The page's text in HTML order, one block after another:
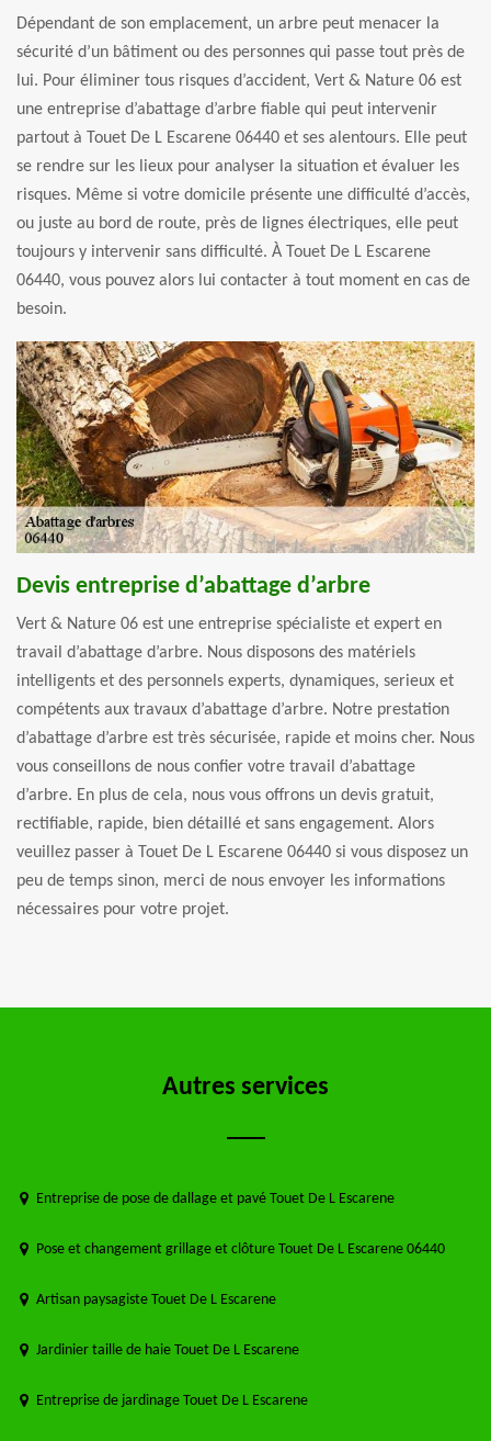
Dépendant de son emplacement, un arbre peut menacer la
sécurité d’un bâtiment ou des personnes qui passe tout près de
lui. Pour éliminer tous risques d’accident, Vert & Nature 06 est
une entreprise d’abattage d’arbre fiable qui peut intervenir
partout à Touet De L Escarene 06440 et ses alentours. Elle peut
se rendre sur les lieux pour analyser la situation et évaluer les
risques. Même si votre domicile présente une difficulté d’accès,
ou juste au bord de route, près de lignes électriques, elle peut
toujours y intervenir sans difficulté. À Touet De L Escarene
06440, vous pouvez alors lui contacter à tout moment en cas de
besoin.
Devis entreprise d’abattage d’arbre
Vert & Nature 06 est une entreprise spécialiste et expert en
travail d’abattage d’arbre. Nous disposons des matériels
intelligents et des personnels experts, dynamiques, serieux et
compétents aux travaux d’abattage d’arbre. Notre prestation
d’abattage d’arbre est très sécurisée, rapide et moins cher. Nous
vous conseillons de nous confier votre travail d’abattage
d’arbre. En plus de cela, nous vous offrons un devis gratuit,
rectifiable, rapide, bien détaillé et sans engagement. Alors
veuillez passer à Touet De L Escarene 06440 si vous disposez un
peu de temps sinon, merci de nous envoyer les informations
nécessaires pour votre projet.
Autres services
Entreprise de pose de dallage et pavé Touet De L Escarene
Pose et changement grillage et clôture Touet De L Escarene 06440
Artisan paysagiste Touet De L Escarene
Jardinier taille de haie Touet De L Escarene
Entreprise de jardinage Touet De L Escarene